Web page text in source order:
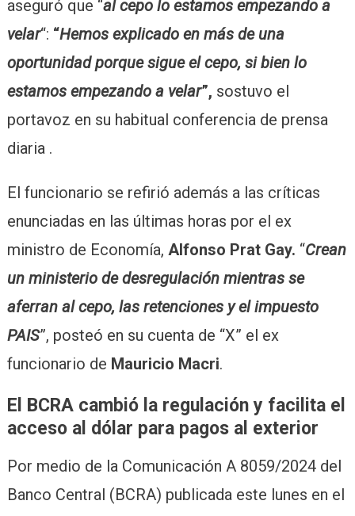
aseguró que “al cepo lo estamos empezando a
velar“: “Hemos explicado en más de una
oportunidad porque sigue el cepo, si bien lo
estamos empezando a velar”, sostuvo el
portavoz en su habitual conferencia de prensa
diaria .
El funcionario se refirió además a las críticas
enunciadas en las últimas horas por el ex
ministro de Economía, Alfonso Prat Gay. “Crean
un ministerio de desregulación mientras se
aferran al cepo, las retenciones y el impuesto
PAIS”, posteó en su cuenta de “X” el ex
funcionario de Mauricio Macri.
El BCRA cambió la regulación y facilita el
acceso al dólar para pagos al exterior
Por medio de la Comunicación A 8059/2024 del
Banco Central (BCRA) publicada este lunes en el